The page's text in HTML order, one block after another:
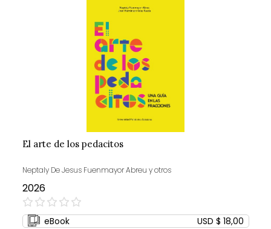
El arte de los pedacitos
Neptaly De Jesus Fuenmayor Abreu y otros
2026
0%
eBook
USD $ 18,00